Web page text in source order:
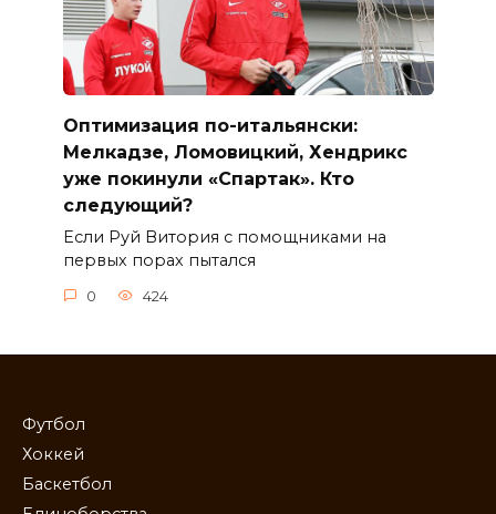
Оптимизация по-итальянски:
Мелкадзе, Ломовицкий, Хендрикс
уже покинули «Спартак». Кто
следующий?
Если Руй Витория с помощниками на
первых порах пытался
0 424
Футбол
Хоккей
Баскетбол